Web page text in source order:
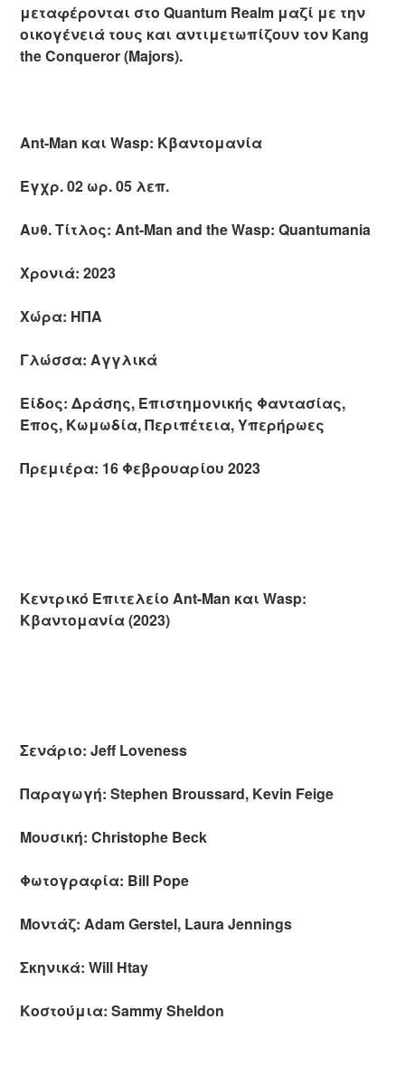
μεταφέρονται στο Quantum Realm μαζί με την
οικογένειά τους και αντιμετωπίζουν τον Kang
the Conqueror (Majors).
Ant-Man και Wasp: Κβαντομανία
Εγχρ. 02 ωρ. 05 λεπ.
Αυθ. Τίτλος: Ant-Man and the Wasp: Quantumania
Χρονιά: 2023
Χώρα: ΗΠΑ
Γλώσσα: Αγγλικά
Είδος: Δράσης, Επιστημονικής Φαντασίας,
Έπος, Κωμωδία, Περιπέτεια, Υπερήρωες
Πρεμιέρα: 16 Φεβρουαρίου 2023
Κεντρικό Επιτελείο Ant-Man και Wasp:
Κβαντομανία (2023)
Σενάριο: Jeff Loveness
Παραγωγή: Stephen Broussard, Kevin Feige
Μουσική: Christophe Beck
Φωτογραφία: Bill Pope
Μοντάζ: Adam Gerstel, Laura Jennings
Σκηνικά: Will Htay
Κοστούμια: Sammy Sheldon